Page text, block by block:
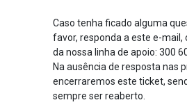
Caso tenha ficado alguma
favor, responda a este e-
da nossa linha de apoio: 300
Na ausência de resposta nas
encerraremos este ticket,
sempre ser reaberto.